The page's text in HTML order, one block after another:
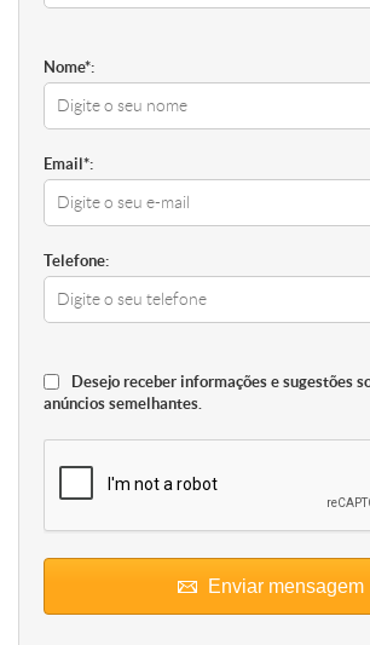
Nome*:
Email*:
Telefone:
Desejo receber informações e sugestões
anúncios semelhantes.
Enviar mensagem